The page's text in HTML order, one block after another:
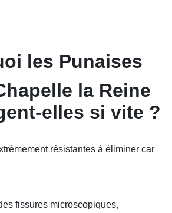
les Punaises
la Reine
elles si vite ?
résistantes à éliminer car
fissures microscopiques,